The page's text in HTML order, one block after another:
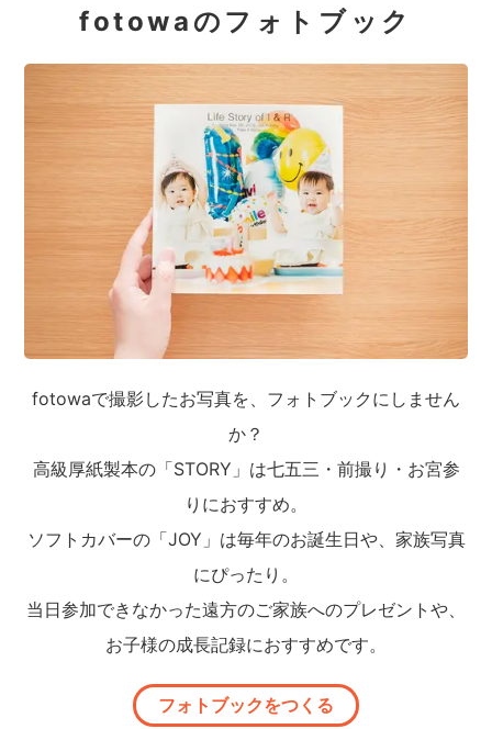
fotowaのフォトブック
fotowaで撮影したお写真を、フォトブックにしません
か？
高級厚紙製本の「STORY」は七五三・前撮り・お宮参
りにおすすめ。
ソフトカバーの「JOY」は毎年のお誕生日や、家族写真
にぴったり。
当日参加できなかった遠方のご家族へのプレゼントや、
お子様の成長記録におすすめです。
フォトブックをつくる